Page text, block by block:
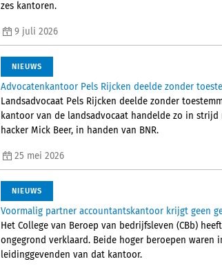
zes kantoren.
9 juli 2026
NIEUWS
Advocatenkantoor Pels Rijcken deelde zonder
Landsadvocaat Pels Rijcken deelde zonder
kantoor van de landsadvocaat handelde zo in
hacker Mick Beer, in handen van BNR.
25 mei 2026
NIEUWS
Voormalig partner accountantskantoor krijgt geen
Het College van Beroep van bedrijfsleven (CBb)
ongegrond verklaard. Beide hoger beroepen
leidinggevenden van dat kantoor.